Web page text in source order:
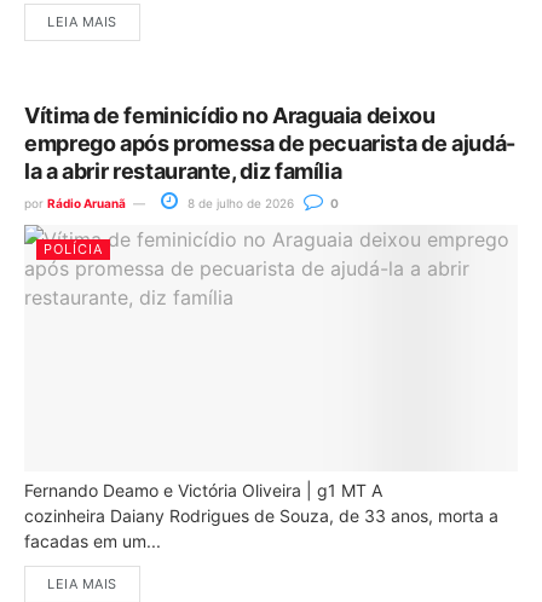
LEIA MAIS
Vítima de feminicídio no Araguaia deixou
emprego após promessa de pecuarista de ajudá-
la a abrir restaurante, diz família
por Rádio Aruanã 8 de julho de 2026 0
POLÍCIA
Fernando Deamo e Victória Oliveira | g1 MT A
cozinheira Daiany Rodrigues de Souza, de 33 anos, morta a
facadas em um...
LEIA MAIS